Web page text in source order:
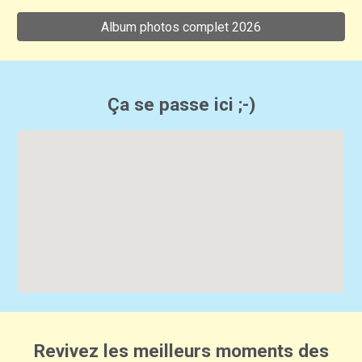
Album photos complet 2026
Ça se passe ici ;-)
Revivez les meilleurs moments des